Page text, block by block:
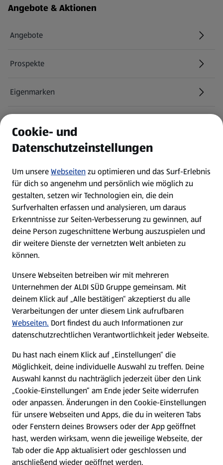
Fußzeilenmenü - weitere Links
Angebote & Aktionen
Angebote
Prospekte
Eigenmarken
Newsletter
WhatsApp
Über ALDI SÜD
Filialen
Nachhaltigkeit
Karriere
Presse
Hilfe & Kontakt
(öffnet in einem neuen Tab)
Unternehmen
Folge uns hier:
Cookie- und
Datenschutzeinstellungen
Um unsereWebseitenzu optimieren und das Surf-Erlebnis
für dich so angenehm und persönlich wie möglich zu
gestalten, setzen wir Technologien ein, die dein
Surfverhalten erfassen und analysieren, um daraus
Erkenntnisse zur Seiten-Verbesserung zu gewinnen, auf
deine Person zugeschnittene Werbung auszuspielen und
dir weitere Dienste der vernetzten Welt anbieten zu
können.
Unsere Webseiten betreiben wir mit mehreren
Unternehmen der ALDI SÜD Gruppe gemeinsam. Mit
deinem Klick auf „Alle bestätigen“ akzeptierst du alle
Verarbeitungen der unter diesem Link aufrufbaren
Webseiten. Dort findest du auch Informationen zur
datenschutzrechtlichen Verantwortlichkeit jeder Webseite.
Du hast nach einem Klick auf „Einstellungen“ die
Möglichkeit, deine individuelle Auswahl zu treffen. Deine
Auswahl kannst du nachträglich jederzeit über den Link
„Cookie-Einstellungen“ am Ende jeder Seite widerrufen
oder anpassen. Änderungen in den Cookie-Einstellungen
für unsere Webseiten und Apps, die du in weiteren Tabs
oder Fenstern deines Browsers oder der App geöffnet
hast, werden wirksam, wenn die jeweilige Webseite, der
Tab oder die App aktualisiert oder geschlossen und
anschließend wieder geöffnet werden.